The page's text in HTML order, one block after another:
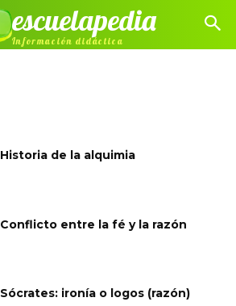
escuelapedia
Información didáctica
Historia de la alquimia
Conflicto entre la fé y la razón
Sócrates: ironía o logos (razón)